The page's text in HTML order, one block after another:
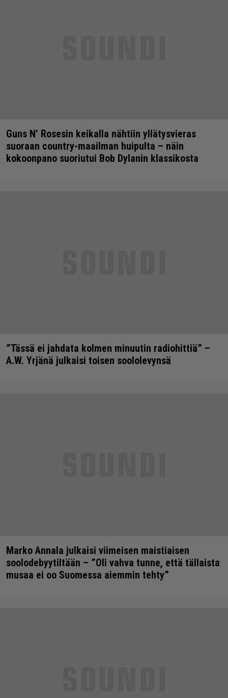
Guns N’ Rosesin keikalla nähtiin yllätysvieras
suoraan country-maailman huipulta – näin
kokoonpano suoriutui Bob Dylanin klassikosta
”Tässä ei jahdata kolmen minuutin radiohittiä” –
A.W. Yrjänä julkaisi toisen soololevynsä
Marko Annala julkaisi viimeisen maistiaisen
soolodebyytiltään – ”Oli vahva tunne, että tällaista
musaa ei oo Suomessa aiemmin tehty”